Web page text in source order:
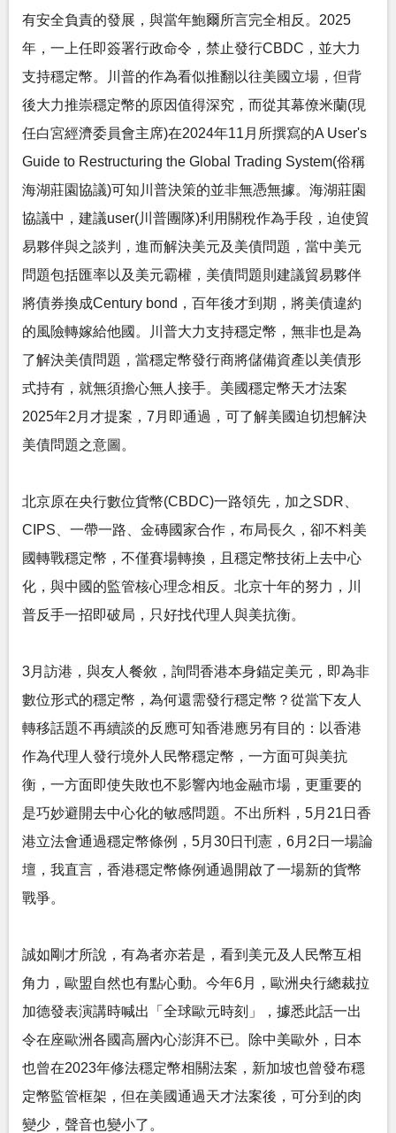
有安全負責的發展，與當年鮑爾所言完全相反。2025
年，一上任即簽署行政命令，禁止發行CBDC，並大力
支持穩定幣。川普的作為看似推翻以往美國立場，但背
後大力推崇穩定幣的原因值得深究，而從其幕僚米蘭(現
任白宮經濟委員會主席)在2024年11月所撰寫的A User's
Guide to Restructuring the Global Trading System(俗稱
海湖莊園協議)可知川普決策的並非無憑無據。海湖莊園
協議中，建議user(川普團隊)利用關稅作為手段，迫使貿
易夥伴與之談判，進而解決美元及美債問題，當中美元
問題包括匯率以及美元霸權，美債問題則建議貿易夥伴
將債券換成Century bond，百年後才到期，將美債違約
的風險轉嫁給他國。川普大力支持穩定幣，無非也是為
了解決美債問題，當穩定幣發行商將儲備資產以美債形
式持有，就無須擔心無人接手。美國穩定幣天才法案
2025年2月才提案，7月即通過，可了解美國迫切想解決
美債問題之意圖。
北京原在央行數位貨幣(CBDC)一路領先，加之SDR、
CIPS、一帶一路、金磚國家合作，布局長久，卻不料美
國轉戰穩定幣，不僅賽場轉換，且穩定幣技術上去中心
化，與中國的監管核心理念相反。北京十年的努力，川
普反手一招即破局，只好找代理人與美抗衡。
3月訪港，與友人餐敘，詢問香港本身錨定美元，即為非
數位形式的穩定幣，為何還需發行穩定幣？從當下友人
轉移話題不再續談的反應可知香港應另有目的：以香港
作為代理人發行境外人民幣穩定幣，一方面可與美抗
衡，一方面即使失敗也不影響內地金融市場，更重要的
是巧妙避開去中心化的敏感問題。不出所料，5月21日香
港立法會通過穩定幣條例，5月30日刊憲，6月2日一場論
壇，我直言，香港穩定幣條例通過開啟了一場新的貨幣
戰爭。
誠如剛才所說，有為者亦若是，看到美元及人民幣互相
角力，歐盟自然也有點心動。今年6月，歐洲央行總裁拉
加德發表演講時喊出「全球歐元時刻」，據悉此話一出
令在座歐洲各國高層內心澎湃不已。除中美歐外，日本
也曾在2023年修法穩定幣相關法案，新加坡也曾發布穩
定幣監管框架，但在美國通過天才法案後，可分到的肉
變少，聲音也變小了。